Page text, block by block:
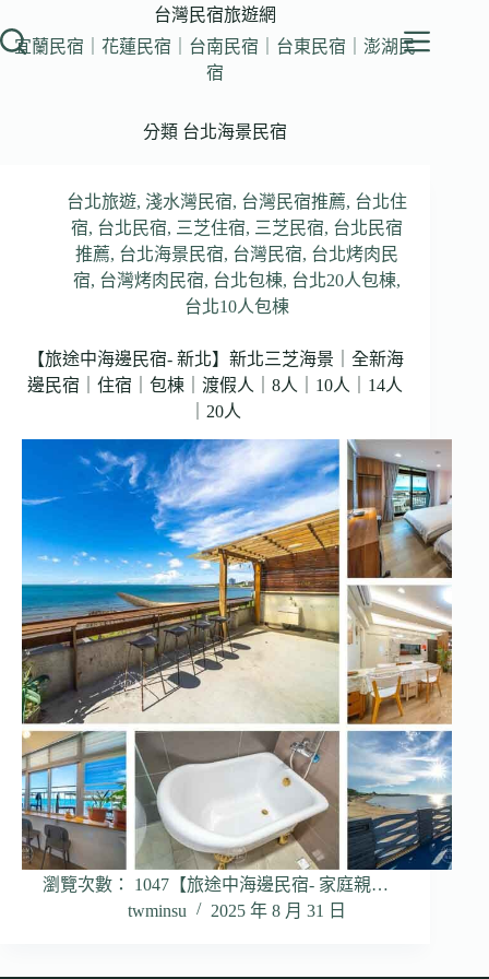
至
台灣民宿旅遊網
宜蘭民宿｜花蓮民宿｜台南民宿｜台東民宿｜澎湖民
宿
分類 台北海景民宿
台北旅遊, 淺水灣民宿, 台灣民宿推薦, 台北住
宿, 台北民宿, 三芝住宿, 三芝民宿, 台北民宿
推薦, 台北海景民宿, 台灣民宿, 台北烤肉民
宿, 台灣烤肉民宿, 台北包棟, 台北20人包棟,
台北10人包棟
【旅途中海邊民宿- 新北】新北三芝海景｜全新海
邊民宿｜住宿｜包棟｜渡假人｜8人｜10人｜14人
｜20人
瀏覽次數： 1047【旅途中海邊民宿- 家庭親…
twminsu
2025 年 8 月 31 日